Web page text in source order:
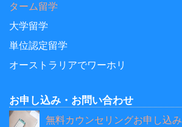
ターム留学
大学留学
単位認定留学
オーストラリアでワーホリ
お申し込み・お問い合わせ
無料カウンセリングお申し込み